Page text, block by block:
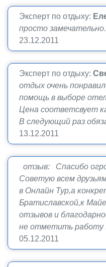
Эксперт по отдыху:
просто
23.12.2011
Эксперт по отдыху:
отдых очень
помощь в выборе
Цена соответсвует
В следующий раз
13.12.2011
отзыв: Спасибо
Советую всем
в Онлайн Тур,а
Братиславской,к
отзывов и
не отметить работу
05.12.2011